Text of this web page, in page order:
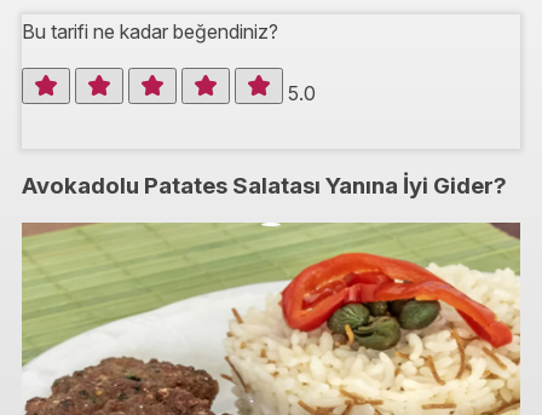
Bu tarifi ne kadar beğendiniz?
5.0
Avokadolu Patates Salatası Yanına İyi Gider?